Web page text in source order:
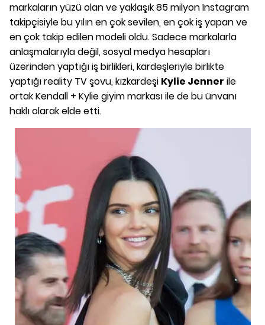
markaların yüzü olan ve yaklaşık 85 milyon Instagram
takipçisiyle bu yılın en çok sevilen, en çok iş yapan ve
en çok takip edilen modeli oldu. Sadece markalarla
anlaşmalarıyla değil, sosyal medya hesapları
üzerinden yaptığı iş birlikleri, kardeşleriyle birlikte
yaptığı reality TV şovu, kızkardeşi Kylie Jenner ile
ortak Kendall + Kylie giyim markası ile de bu ünvanı
haklı olarak elde etti.